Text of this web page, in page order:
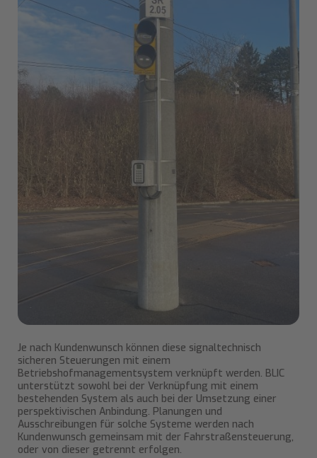
Je nach Kundenwunsch können diese signaltechnisch
sicheren Steuerungen mit einem
Betriebshofmanagementsystem verknüpft werden. BLIC
unterstützt sowohl bei der Verknüpfung mit einem
bestehenden System als auch bei der Umsetzung einer
perspektivischen Anbindung. Planungen und
Ausschreibungen für solche Systeme werden nach
Kundenwunsch gemeinsam mit der Fahrstraßensteuerung,
oder von dieser getrennt erfolgen.